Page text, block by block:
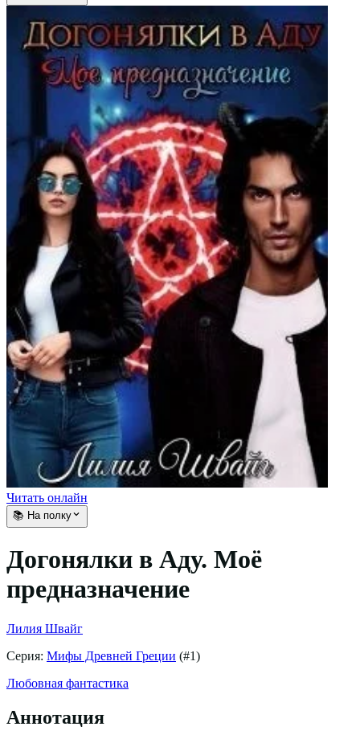
Читать онлайн
📚 На полку
Догонялки в Аду. Моё
предназначение
Лилия Швайг
Серия: Мифы Древней Греции (#1)
Любовная фантастика
Аннотация